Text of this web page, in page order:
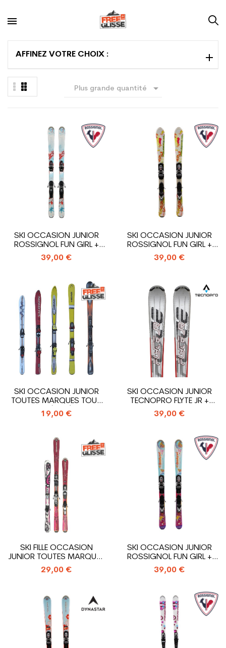
AFFINEZ VOTRE CHOIX :
Plus grande quantité 
SKI OCCASION JUNIOR
ROSSIGNOL FUN GIRL +
FIXATIONS
39,00 €
SKI OCCASION JUNIOR
ROSSIGNOL FUN GIRL +
FIXATIONS
39,00 €
SKI OCCASION JUNIOR
TOUTES MARQUES TOUS
MODÈLES À...
19,00 €
SKI OCCASION JUNIOR
TECNOPRO FLYTE JR +
FIXATIONS
39,00 €
SKI FILLE OCCASION
JUNIOR TOUTES MARQUES
TOUS...
29,00 €
SKI OCCASION JUNIOR
ROSSIGNOL FUN GIRL +
FIXATIONS
39,00 €